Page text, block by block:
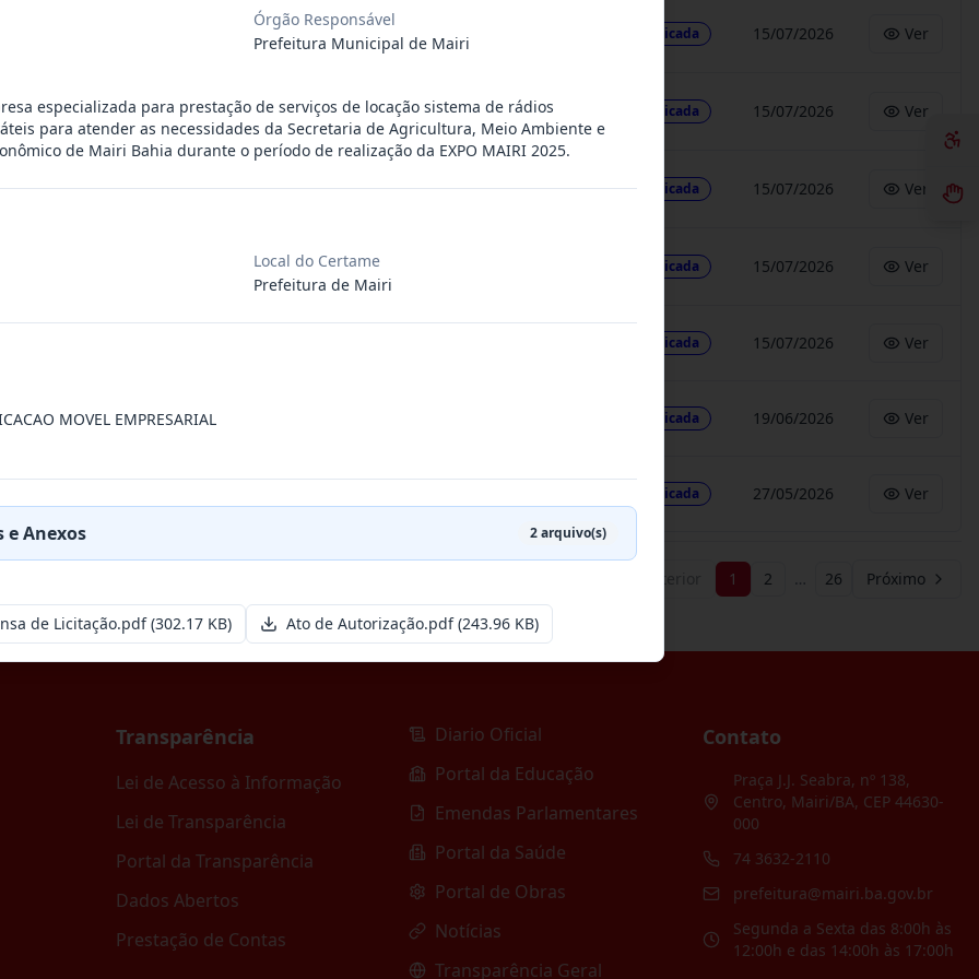
aquisição de materiais de construção... Publicada 15/07/2026 Ver
aquisição de materiais elétricos para... Publicada 15/07/2026 Ver
aquisição de gêneros alimentícios, de... Publicada 15/07/2026 Ver
aquisição de insumos farmacêuticos e... Publicada 15/07/2026 Ver
Publicada 15/07/2026 Ver
jurídicas especializadas para a pr Publicada 19/06/2026 Ver
Publicada 27/05/2026 Ver
1 2 … 26 Próximo
Transparência
Lei de Acesso à Informação
Lei de Transparência
Portal da Transparência
Dados Abertos
Prestação de Contas
Diario Oficial
Portal da Educação
Emendas Parlamentares
Portal da Saúde
Portal de Obras
Notícias
Transparência Geral
Contato
Praça J.J. Seabra, nº 138,
Centro, Mairi/BA, CEP 44630-
000
74 3632-2110
prefeitura@mairi.ba.gov.br
Segunda a Sexta das 8:00h às
12:00h e das 14:00h às 17:00h
Órgão Responsável
Prefeitura Municipal de Mairi
especializada para prestação de serviços de locação sistema de rádios
para atender as necessidades da Secretaria de Agricultura, Meio Ambiente e
de Mairi Bahia durante o período de realização da EXPO MAIRI 2025.
Local do Certame
Prefeitura de Mairi
MOVEL EMPRESARIAL
e Anexos 2arquivo(s)
de Licitação.pdf(302.17 KB) Ato de Autorização.pdf(243.96 KB)